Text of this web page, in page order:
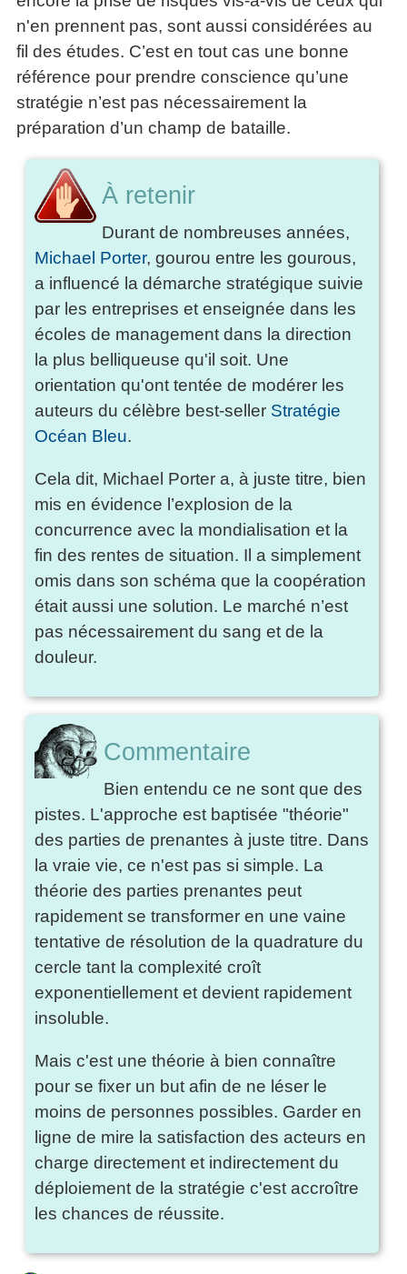
n'en prennent pas, sont aussi considérées au
fil des études. C’est en tout cas une bonne
référence pour prendre conscience qu’une
stratégie n’est pas nécessairement la
préparation d’un champ de bataille.
À retenir
Durant de nombreuses années,
Michael Porter, gourou entre les gourous,
a influencé la démarche stratégique suivie
par les entreprises et enseignée dans les
écoles de management dans la direction
la plus belliqueuse qu'il soit. Une
orientation qu'ont tentée de modérer les
auteurs du célèbre best-seller Stratégie
Océan Bleu.
Cela dit, Michael Porter a, à juste titre, bien
mis en évidence l’explosion de la
concurrence avec la mondialisation et la
fin des rentes de situation. Il a simplement
omis dans son schéma que la coopération
était aussi une solution. Le marché n’est
pas nécessairement du sang et de la
douleur.
Commentaire
Bien entendu ce ne sont que des
pistes. L'approche est baptisée "théorie"
des parties de prenantes à juste titre. Dans
la vraie vie, ce n'est pas si simple. La
théorie des parties prenantes peut
rapidement se transformer en une vaine
tentative de résolution de la quadrature du
cercle tant la complexité croît
exponentiellement et devient rapidement
insoluble.
Mais c'est une théorie à bien connaître
pour se fixer un but afin de ne léser le
moins de personnes possibles. Garder en
ligne de mire la satisfaction des acteurs en
charge directement et indirectement du
déploiement de la stratégie c'est accroître
les chances de réussite.